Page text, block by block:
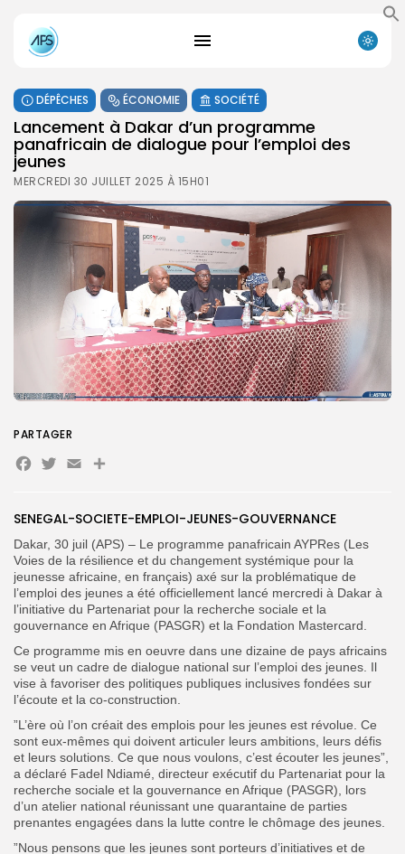
Search
Search
Button
FR
DÉPÊCHES ÉCONOMIE SOCIÉTÉ
Lancement à Dakar d’un programme
panafricain de dialogue pour l’emploi des
jeunes
MERCREDI 30 JUILLET 2025 À 15H01
SENEGAL-SOCIETE-EMPLOI-JEUNES-GOUVERNANCE
Dakar, 30 juil (APS) – Le programme panafricain AYPRes (Les
Voies de la résilience et du changement systémique pour la
jeunesse africaine, en français) axé sur la problématique de
l’emploi des jeunes a été officiellement lancé mercredi à Dakar à
l’initiative du Partenariat pour la recherche sociale et la
gouvernance en Afrique (PASGR) et la Fondation Mastercard.
Ce programme mis en oeuvre dans une dizaine de pays africains
se veut un cadre de dialogue national sur l’emploi des jeunes. Il
vise à favoriser des politiques publiques inclusives fondées sur
l’écoute et la co-construction.
”L’ère où l’on créait des emplois pour les jeunes est révolue. Ce
sont eux-mêmes qui doivent articuler leurs ambitions, leurs défis
et leurs solutions. Ce que nous voulons, c’est écouter les jeunes”,
a déclaré Fadel Ndiamé, directeur exécutif du Partenariat pour la
recherche sociale et la gouvernance en Afrique (PASGR), lors
d’un atelier national réunissant une quarantaine de parties
prenantes engagées dans la lutte contre le chômage des jeunes.
”Nous pensons que les jeunes sont porteurs d’initiatives et de
PARTAGER
Facebook
Twitter
EmailPartager